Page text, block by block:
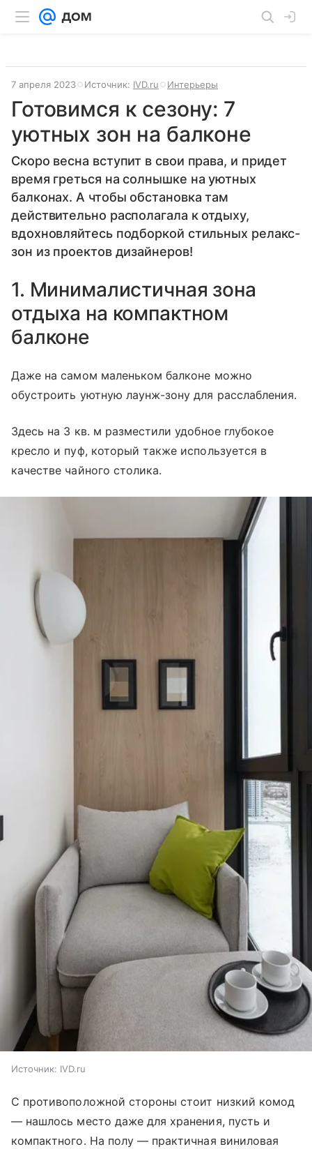
7 апреля 2023 Источник: IVD.ru Интерьеры
Готовимся к сезону: 7
уютных зон на балконе
Скоро весна вступит в свои права, и придет
время греться на солнышке на уютных
балконах. А чтобы обстановка там
действительно располагала к отдыху,
вдохновляйтесь подборкой стильных релакс-
зон из проектов дизайнеров!
1. Минималистичная зона
отдыха на компактном
балконе
Даже на самом маленьком балконе можно
обустроить уютную лаунж-зону для расслабления.
Здесь на 3 кв. м разместили удобное глубокое
кресло и пуф, который также используется в
качестве чайного столика.
Источник: IVD.ru
С противоположной стороны стоит низкий комод
— нашлось место даже для хранения, пусть и
компактного. На полу — практичная виниловая